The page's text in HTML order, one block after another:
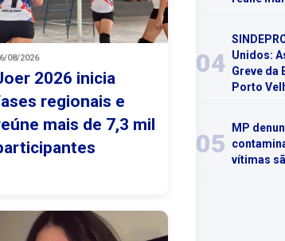
08/2026
2026 inicia
regionais e
mais de 7,3 mil
04 Unidos:
Greve da
Porto
05
MP
vítimas